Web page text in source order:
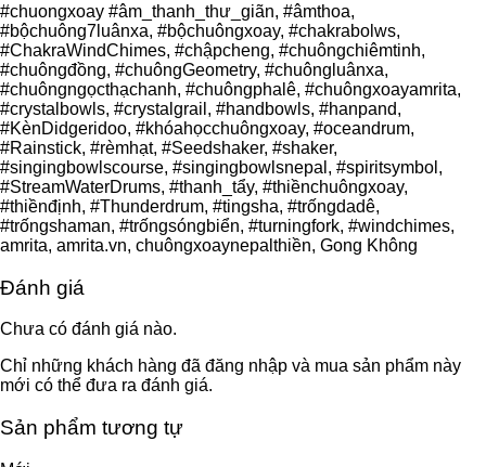
#chuongxoay #âm_thanh_thư_giãn, #âmthoa,
#bộchuông7luânxa, #bộchuôngxoay, #chakrabolws,
#ChakraWindChimes, #chậpcheng, #chuôngchiêmtinh,
#chuôngđồng, #chuôngGeometry, #chuôngluânxa,
#chuôngngọcthạchanh, #chuôngphalê, #chuôngxoayamrita,
#crystalbowls, #crystalgrail, #handbowls, #hanpand,
#KènDidgeridoo, #khóahọcchuôngxoay, #oceandrum,
#Rainstick, #rèmhạt, #Seedshaker, #shaker,
#singingbowlscourse, #singingbowlsnepal, #spiritsymbol,
#StreamWaterDrums, #thanh_tẩy, #thiềnchuôngxoay,
#thiềnđịnh, #Thunderdrum, #tingsha, #trốngdadê,
#trốngshaman, #trốngsóngbiển, #turningfork, #windchimes,
amrita, amrita.vn, chuôngxoaynepalthiền, Gong Không
Đánh giá
Chưa có đánh giá nào.
Chỉ những khách hàng đã đăng nhập và mua sản phẩm này
mới có thể đưa ra đánh giá.
Sản phẩm tương tự